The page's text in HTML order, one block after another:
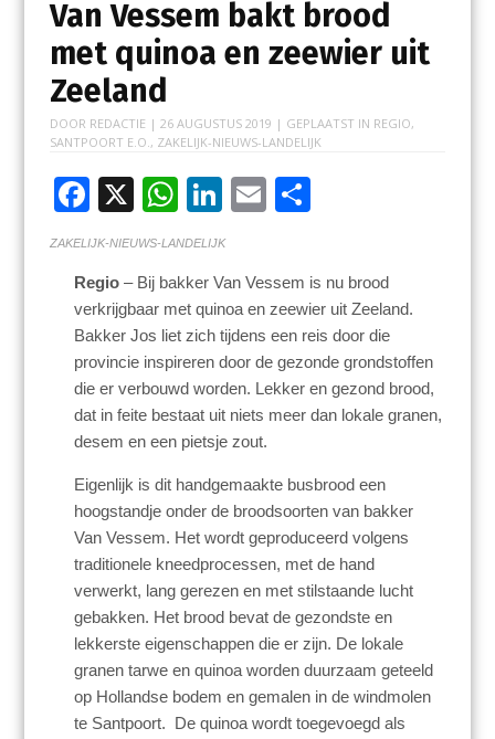
Van Vessem bakt brood
met quinoa en zeewier uit
Zeeland
DOOR REDACTIE | 26 AUGUSTUS 2019 | GEPLAATST IN REGIO,
SANTPOORT E.O. , ZAKELIJK-NIEUWS-LANDELIJK
F
ac
e
b
o
o
k
X W
h
at
s
A
p
p
Li
n
k
e
dI
n
E
l
D
e
n
ZAKELIJK-NIEUWS-LANDELIJK
Regio– Bij bakker Van Vessem is nu brood
verkrijgbaar met quinoa en zeewier uit Zeeland.
Bakker Jos liet zich tijdens een reis door die
provincie inspireren door de gezonde grondstoffen
die er verbouwd worden. Lekker en gezond brood,
dat in feite bestaat uit niets meer dan lokale granen,
desem en een pietsje zout.
Eigenlijk is dit handgemaakte busbrood een
hoogstandje onder de broodsoorten van bakker
Van Vessem. Het wordt geproduceerd volgens
traditionele kneedprocessen, met de hand
verwerkt, lang gerezen en met stilstaande lucht
gebakken. Het brood bevat de gezondste en
lekkerste eigenschappen die er zijn. De lokale
granen tarwe en quinoa worden duurzaam geteeld
op Hollandse bodem en gemalen in de windmolen
te Santpoort. De quinoa wordt toegevoegd als